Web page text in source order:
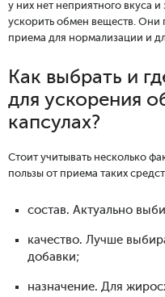
у них нет неприятного вкуса
ускорить обмен веществ. Они
приема для нормализации и
Как выбрать и
для ускорения
капсулах?
Стоит учитывать несколько
пользы от приема таких
состав. Актуально
качество. Лучше
добавки;
назначение. Для